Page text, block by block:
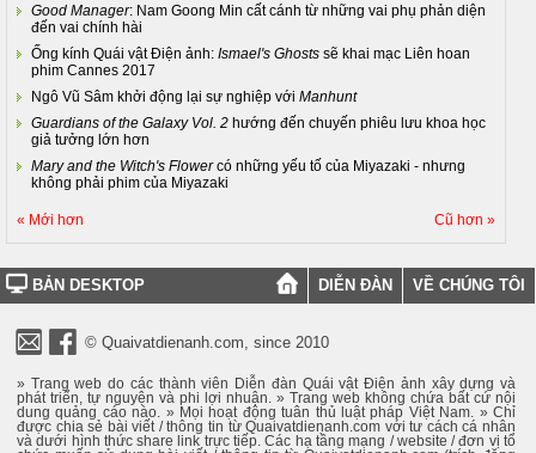
Good Manager: Nam Goong Min cất cánh từ những vai phụ phản diện
đến vai chính hài
Ống kính Quái vật Điện ảnh: Ismael's Ghosts sẽ khai mạc Liên hoan
phim Cannes 2017
Ngô Vũ Sâm khởi động lại sự nghiệp với Manhunt
Guardians of the Galaxy Vol. 2 hướng đến chuyến phiêu lưu khoa học
giả tưởng lớn hơn
Mary and the Witch's Flowercó những yếu tố của Miyazaki - nhưng
không phải phim của Miyazaki
« Mới hơn Cũ hơn »
BẢN DESKTOP DIỄN ĐÀN VỀ CHÚNG TÔI
© Quaivatdienanh.com, since 2010
» Trang web do các thành viên Diễn đàn Quái vật Điện ảnh xây dựng và
phát triển, tự nguyện và phi lợi nhuận. » Trang web không chứa bất cứ nội
dung quảng cáo nào. » Mọi hoạt động tuân thủ luật pháp Việt Nam. » Chỉ
được chia sẻ bài viết / thông tin từ Quaivatdienanh.com với tư cách cá nhân
và dưới hình thức share link trực tiếp. Các hạ tầng mạng / website / đơn vị tổ